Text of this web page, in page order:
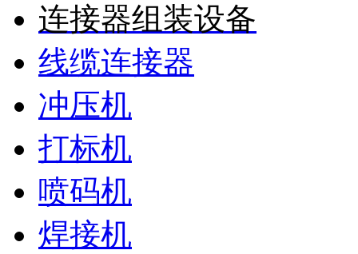
连接器组装设备
线缆连接器
冲压机
打标机
喷码机
焊接机